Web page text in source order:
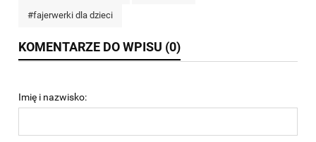
#fajerwerki dla dzieci
KOMENTARZE DO WPISU (0)
Imię i nazwisko: